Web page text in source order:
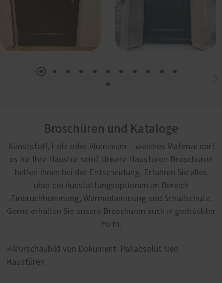
Broschüren und Kataloge
Kunststoff, Holz oder Aluminium – welches Material darf
es für Ihre Haustür sein? Unsere Haustüren-Broschüren
helfen Ihnen bei der Entscheidung. Erfahren Sie alles
über die Ausstattungsoptionen im Bereich
Einbruchhemmung, Wärmedämmung und Schallschutz.
Gerne erhalten Sie unsere Broschüren auch in gedruckter
Form.